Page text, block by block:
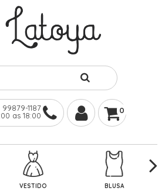
99879-1187
as 18:00
0
VESTIDO BLUSA